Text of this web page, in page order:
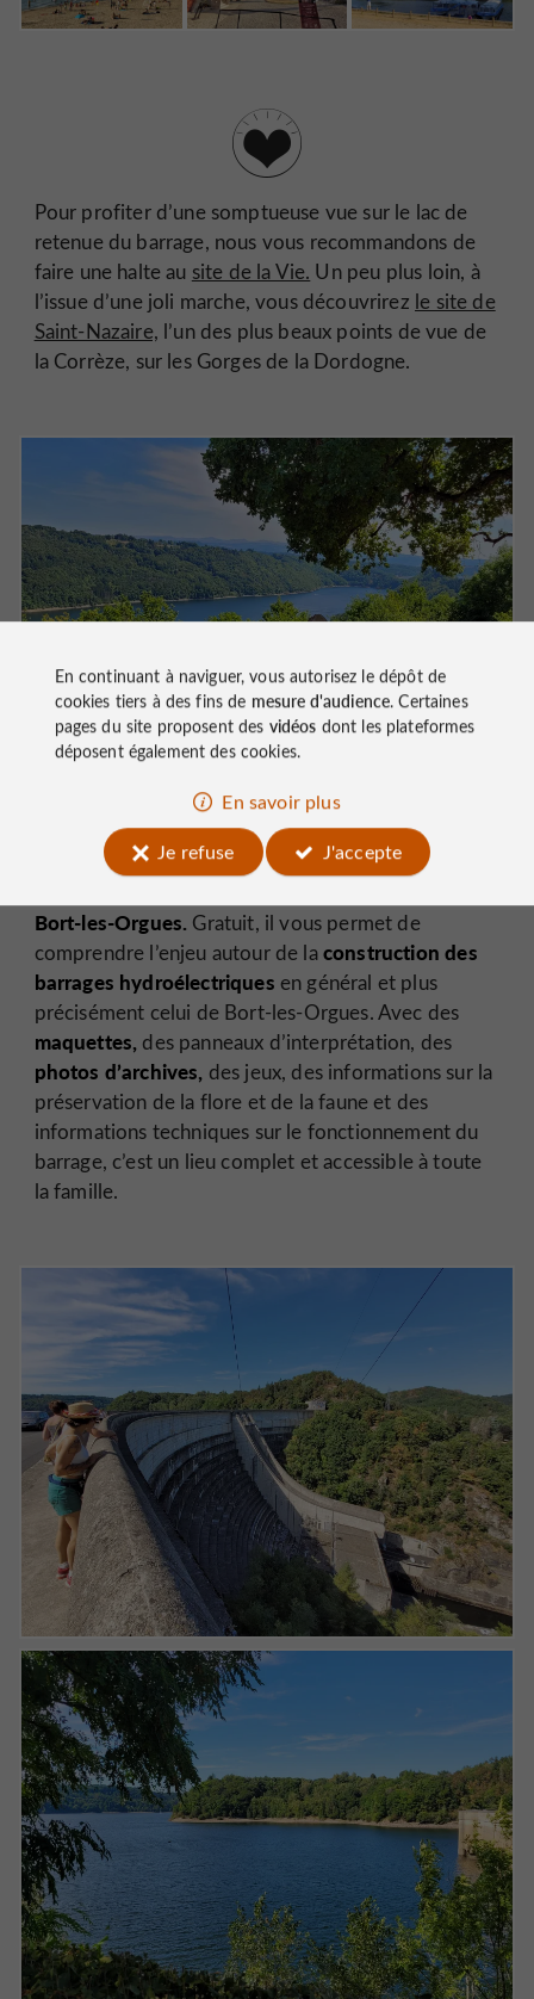
Pour profiter d’une somptueuse vue sur le lac de
retenue du barrage, nous vous recommandons de
faire une halte au site de la Vie. Un peu plus loin, à
l’issue d’une joli marche, vous découvrirez le site de
Saint-Nazaire, l’un des plus beaux points de vue de
la Corrèze, sur les Gorges de la Dordogne.
Si après toutes ces aventures il vous reste de
l’énergie, nous vous recommandons la visite du très
Bort-les-Orgues. Gratuit, il vous permet de
comprendre l’enjeu autour de laconstruction des
barrages hydroélectriques en général et plus
précisément celui de Bort-les-Orgues. Avec des
maquettes, des panneaux d’interprétation, des
photos d’archives, des jeux, des informations sur la
préservation de la flore et de la faune et des
informations techniques sur le fonctionnement du
barrage, c’est un lieu complet et accessible à toute
la famille.
En continuant à naviguer, vous autorisez le dépôt de
cookies tiers à des fins de mesure d'audience. Certaines
pages du site proposent des vidéos dont les plateformes
déposent également des cookies.
En savoir plus
Je refuse
J'accepte